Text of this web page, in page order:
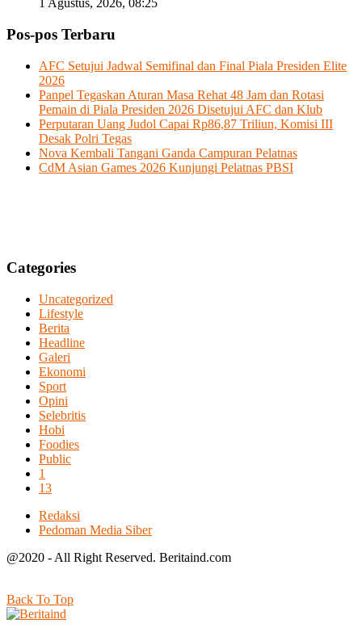
1 Agustus, 2026, 08:25
Pos-pos Terbaru
AFC Setujui Jadwal Semifinal dan Final Piala Presiden Elite
2026
Panpel Tegaskan Aturan Masa Rehat 48 Jam dan Rotasi
Pemain di Piala Presiden 2026 Disetujui AFC dan Klub
Perputaran Uang Judol Capai Rp86,87 Triliun, Komisi III
Desak Polri Tegas
Nova Kembali Tangani Ganda Campuran Pelatnas
CdM Asian Games 2026 Kunjungi Pelatnas PBSI
Categories
Uncategorized
Lifestyle
Berita
Headline
Galeri
Ekonomi
Sport
Opini
Selebritis
Hobi
Foodies
Public
1
13
Redaksi
Pedoman Media Siber
@2020 - All Right Reserved. Beritaind.com
Back To Top